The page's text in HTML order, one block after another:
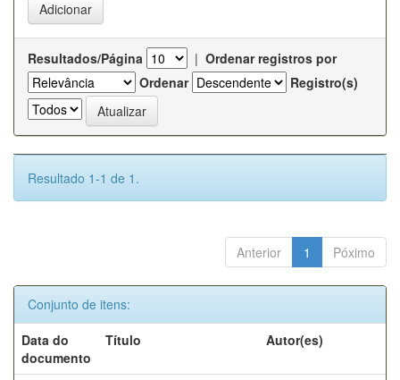
Resultados/Página | Ordenar registros por
Ordenar
Registro(s)
Resultado 1-1 de 1.
Anterior 1 Póximo
Conjunto de itens:
Data do
documento
Título Autor(es)